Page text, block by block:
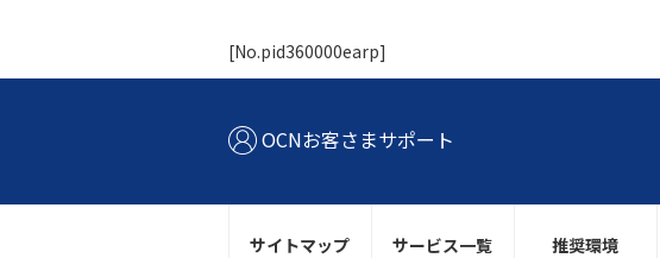
[No.pid360000earp]
OCNお客さまサポート
サイトマップ サービス一覧 推奨環境